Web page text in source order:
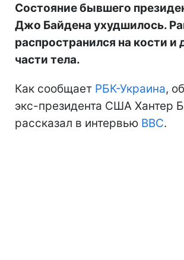
Состояние бывшего
Джо Байдена ухудшилось.
распространился на кости и
части тела.
Как сообщает РБК-Украина,
экс-президента США Хантер
рассказал в интервью BBC.